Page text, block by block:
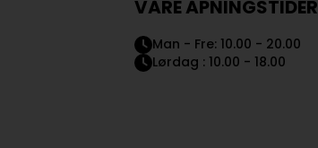
VÅRE ÅPNINGSTIDER
Man - Fre: 10.00 - 20.00
Lørdag : 10.00 - 18.00